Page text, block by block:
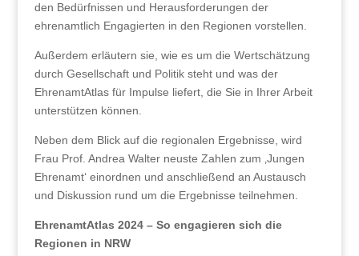
den Bedürfnissen und Herausforderungen der
ehrenamtlich Engagierten in den Regionen vorstellen.
Außerdem erläutern sie, wie es um die Wertschätzung
durch Gesellschaft und Politik steht und was der
EhrenamtAtlas für Impulse liefert, die Sie in Ihrer Arbeit
unterstützen können.
Neben dem Blick auf die regionalen Ergebnisse, wird
Frau Prof. Andrea Walter neuste Zahlen zum ‚Jungen
Ehrenamt‘ einordnen und anschließend an Austausch
und Diskussion rund um die Ergebnisse teilnehmen.
EhrenamtAtlas 2024 – So engagieren sich die
Regionen in NRW